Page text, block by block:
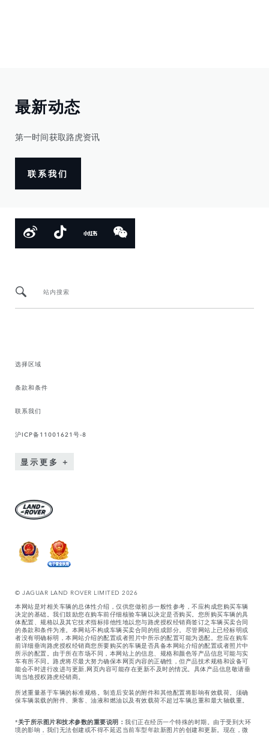
最新动态
第一时间获取路虎资讯
联系我们
站内搜索
选择区域
条款和条件
联系我们
沪ICP备11001621号-8
显示更多
© JAGUAR LAND ROVER LIMITED 2026
本网站是对相关车辆的总体性介绍，仅供您做初步一般性参考，不应构成您购买车辆
决定的基础。我们鼓励您在购车前仔细核验车辆以决定是否购买。您所购买车辆的具
体配置、规格以及其它技术指标排他性地以您与路虎授权经销商签订之车辆买卖合同
的条款和条件为准。本网站不构成车辆买卖合同的组成部分。尽管网站上已经标明或
者没有明确标明，本网站介绍的配置或者照片中所示的配置可能为选配。您应在购车
前详细垂询路虎授权经销商您所要购买的车辆是否具备本网站介绍的配置或者照片中
所示的配置。由于所在市场不同，本网站上的信息、规格和颜色等产品信息可能与实
车有所不同。路虎将尽最大努力确保本网页内容的正确性，但产品技术规格和设备可
能会不时进行改进与更新,网页内容可能存在更新不及时的情况。具体产品信息敬请垂
询当地授权路虎经销商。
所述重量基于车辆的标准规格。制造后安装的附件和其他配置将影响有效载荷。须确
保车辆装载的附件、乘客、油液和燃油以及有效载荷不超过车辆总重和最大轴载重。
*关于所示图片和技术参数的重要说明： 我们正在经历一个特殊的时期。由于受到大环
境的影响，我们无法创建或不得不延迟当前车型年款新图片的创建和更新。现在，微